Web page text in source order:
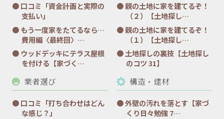
口コミ「資金計画と実際の
支払い」
もう一度家をたてるなら…
費用編〈最終回〉…
ウッドデッキにテラス屋根
を付ける【家づく…
親の土地に家を建てるぞ！
（２）【土地探し…
親の土地に家を建てるぞ！
（１）【土地探し…
土地探しの裏技【土地探し
のコツ 31】
業者選び
口コミ「打ち合わせはどん
な感じ？」
構造・建材
外壁の汚れを落とす【家づ
くり日々勉強 7…